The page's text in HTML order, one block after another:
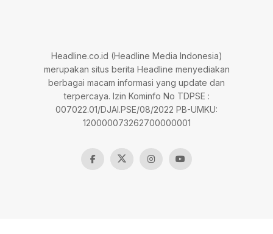
Headline.co.id (Headline Media Indonesia)
merupakan situs berita Headline menyediakan
berbagai macam informasi yang update dan
terpercaya. Izin Kominfo No TDPSE :
007022.01/DJAI.PSE/08/2022 PB-UMKU:
120000073262700000001